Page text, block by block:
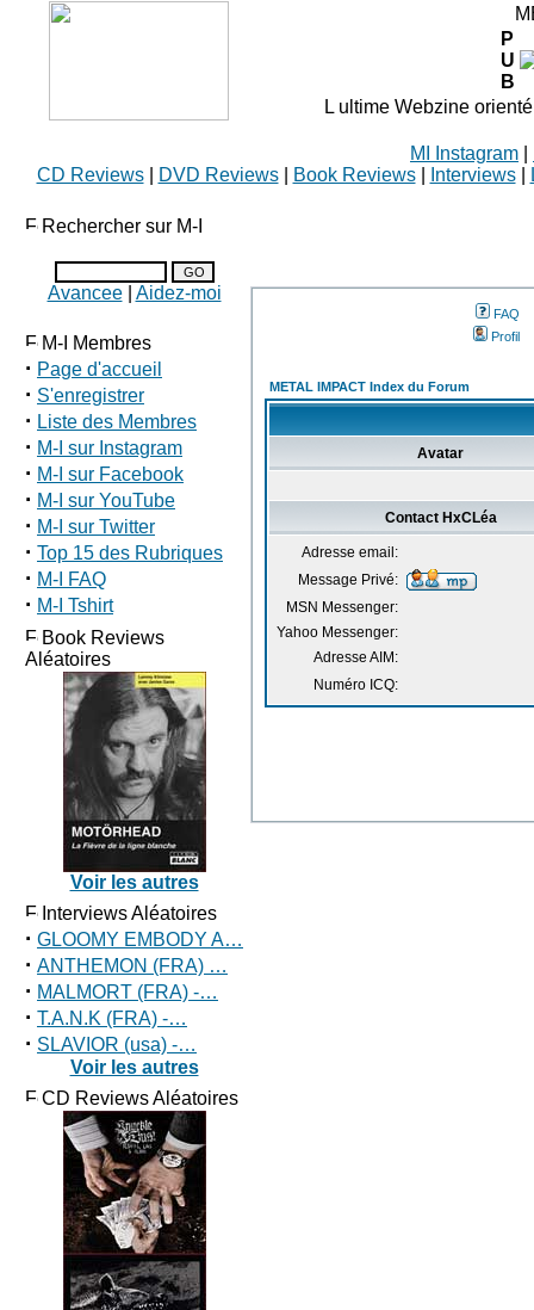
P
U
B
L ultime Webzine
MI Instagram
CD Reviews| DVD Reviews| Book Reviews| Interviews|
Rechercher sur M-I
Avancee| Aidez-moi
M-I Membres
· Page d'accueil
· S'enregistrer
· Liste des Membres
· M-I sur Instagram
· M-I sur Facebook
· M-I sur YouTube
· M-I sur Twitter
· Top 15 des Rubriques
· M-I FAQ
· M-I Tshirt
Book Reviews
Aléatoires
Voir les autres
Interviews Aléatoires
· GLOOMY EMBODY A…
· ANTHEMON (FRA) …
· MALMORT (FRA) -…
· T.A.N.K (FRA) -…
· SLAVIOR (usa) -…
Voir les autres
CD Reviews Aléatoires
FAQ
Profil
METAL IMPACT Index du Forum
Avatar
Contact HxCLéa
Adresse email:
Message Privé:
MSN Messenger:
Yahoo Messenger:
Adresse AIM:
Numéro ICQ: